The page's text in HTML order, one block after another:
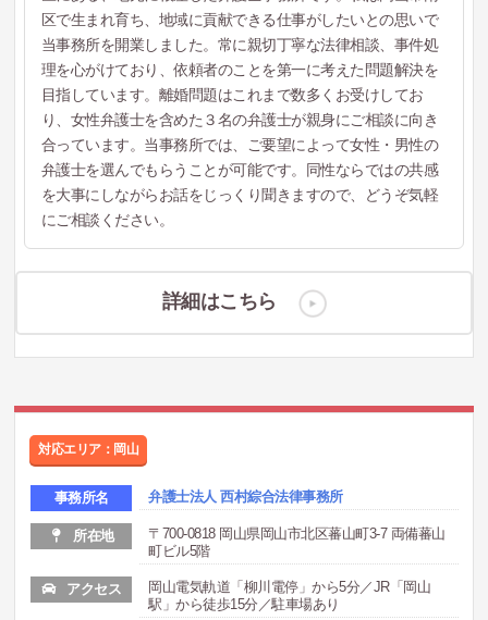
区で生まれ育ち、地域に貢献できる仕事がしたいとの思いで
当事務所を開業しました。常に親切丁寧な法律相談、事件処
理を心がけており、依頼者のことを第一に考えた問題解決を
目指しています。離婚問題はこれまで数多くお受けしてお
り、女性弁護士を含めた３名の弁護士が親身にご相談に向き
合っています。当事務所では、ご要望によって女性・男性の
弁護士を選んでもらうことが可能です。同性ならではの共感
を大事にしながらお話をじっくり聞きますので、どうぞ気軽
にご相談ください。
詳細はこちら
対応エリア：岡山
事務所名 弁護士法人 西村綜合法律事務所
所在地
〒700-0818 岡山県岡山市北区蕃山町3-7 両備蕃山
町ビル5階
アクセス
岡山電気軌道「柳川電停」から5分／JR「岡山
駅」から徒歩15分／駐車場あり